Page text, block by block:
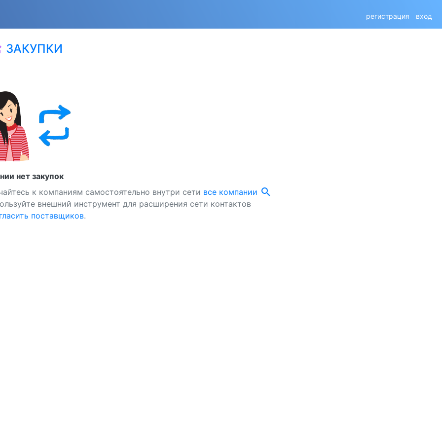
регистрация вход
ЗАКУПКИ
нет закупок
к компаниям самостоятельно внутри сети все компании search
внешний инструмент для расширения сети контактов
поставщиков.